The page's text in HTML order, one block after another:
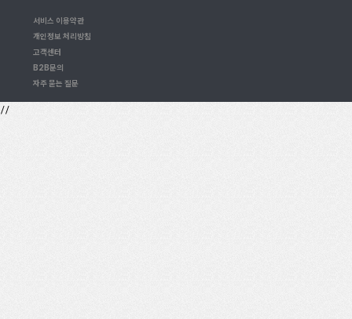
서비스 이용약관
개인정보 처리방침
고객센터
B2B문의
자주 묻는 질문
//